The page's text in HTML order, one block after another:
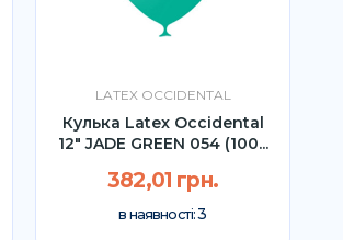
LATEX OCCIDENTAL
Кулька Latex Occidental
12" JADE GREEN 054 (100...
382,01 грн.
в наявності:3